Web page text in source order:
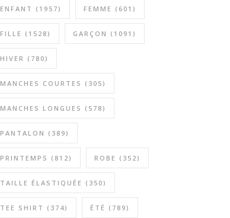
ENFANT (1957) FEMME (601)
FILLE (1528) GARÇON (1091)
HIVER (780)
MANCHES COURTES (305)
MANCHES LONGUES (578)
PANTALON (389)
PRINTEMPS (812) ROBE (352)
TAILLE ÉLASTIQUÉE (350)
TEE SHIRT (374) ÉTÉ (789)